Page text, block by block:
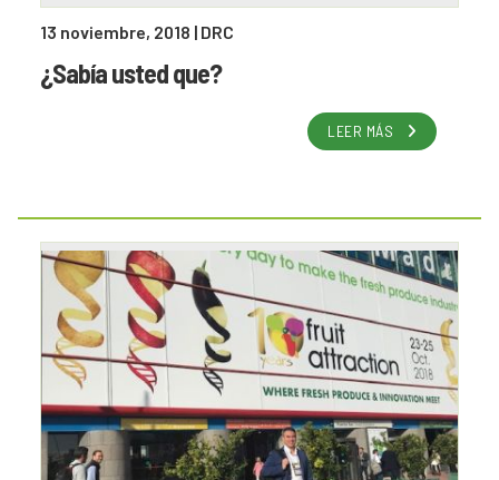
13 noviembre, 2018 | DRC
¿Sabía usted que?
LEER MÁS